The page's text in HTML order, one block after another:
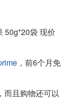
50g*20袋 现价
，前6个月免
而且购物还可以